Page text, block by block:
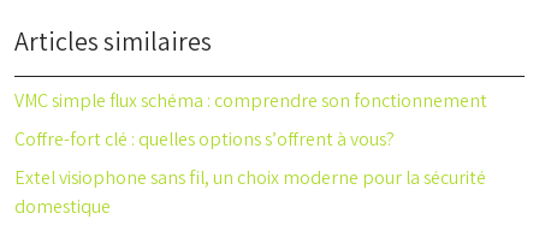
Articles similaires
VMC simple flux schéma : comprendre son fonctionnement
Coffre-fort clé : quelles options s’offrent à vous?
Extel visiophone sans fil, un choix moderne pour la sécurité
domestique